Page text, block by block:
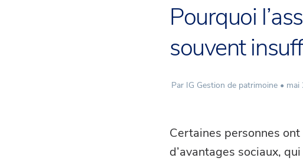
Pourquoi
souvent
Par IG Gestion de patrimoine • mai
Certaines personnes
d’avantages sociaux,